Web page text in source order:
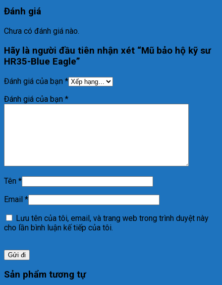
Đánh giá
Chưa có đánh giá nào.
Hãy là người đầu tiên nhận xét “Mũ bảo hộ kỹ sư
HR35-Blue Eagle”
Đánh giá của bạn *
Đánh giá của bạn *
Tên *
Email *
Lưu tên của tôi, email, và trang web trong trình duyệt này
cho lần bình luận kế tiếp của tôi.
Sản phẩm tương tự